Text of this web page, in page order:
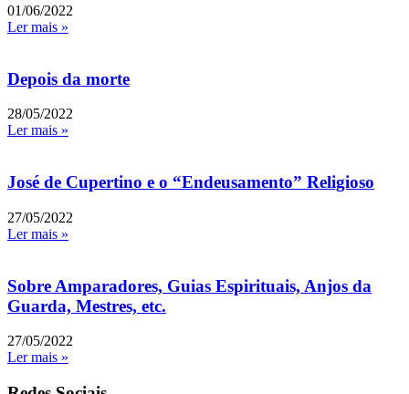
01/06/2022
Ler mais »
Depois da morte
28/05/2022
Ler mais »
José de Cupertino e o “Endeusamento” Religioso
27/05/2022
Ler mais »
Sobre Amparadores, Guias Espirituais, Anjos da
Guarda, Mestres, etc.
27/05/2022
Ler mais »